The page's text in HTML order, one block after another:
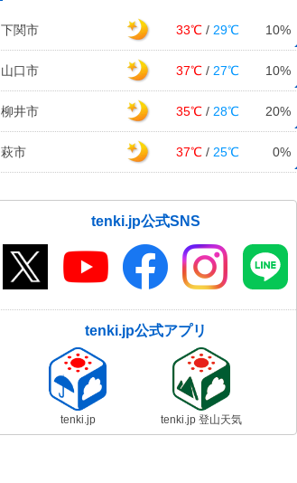
下関市 33℃ / 29℃ 10%
山口市 37℃ / 27℃ 10%
柳井市 35℃ / 28℃ 20%
萩市 37℃ / 25℃ 0%
tenki.jp公式SNS
tenki.jp公式アプリ
tenki.jp tenki.jp 登山天気